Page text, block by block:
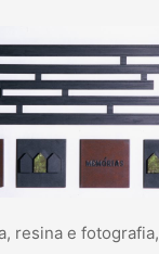
resina e fotografia,